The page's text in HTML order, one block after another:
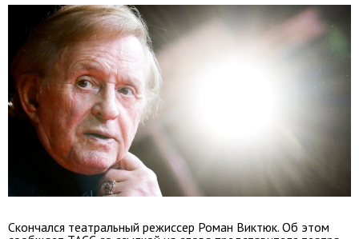
Скончался театральный режиссер Роман Виктюк. Об этом